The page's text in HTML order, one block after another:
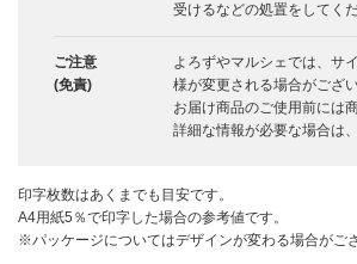
受けるなどの処置をしてくだ
ご注意
(免責)
よろずやマルシェでは、サ
様が変更される場合がござ
お届け商品のご使用前には
詳細な情報が必要な場合は
印字枚数はあくまでも目安です。
A4用紙5％で印字した場合の参考値です。
※パッケージについてはデザインが変わる場合がご